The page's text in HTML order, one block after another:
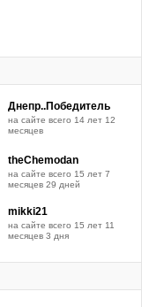
Днепр..Победитель
на сайте всего 14 лет 12
месяцев
theChemodan
на сайте всего 15 лет 7
месяцев 29 дней
mikki21
на сайте всего 15 лет 11
месяцев 3 дня